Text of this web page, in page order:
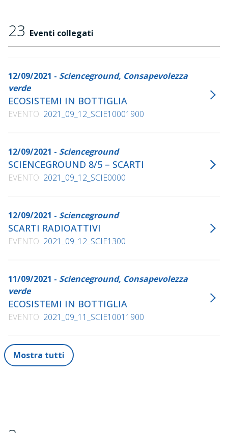
23 Eventi collegati
12/09/2021 - Scienceground, Consapevolezza
verde
ECOSISTEMI IN BOTTIGLIA
EVENTO 2021_09_12_SCIE10001900
12/09/2021 - Scienceground
SCIENCEGROUND 8/5 – SCARTI
EVENTO 2021_09_12_SCIE0000
12/09/2021 - Scienceground
SCARTI RADIOATTIVI
EVENTO 2021_09_12_SCIE1300
11/09/2021 - Scienceground, Consapevolezza
verde
ECOSISTEMI IN BOTTIGLIA
EVENTO 2021_09_11_SCIE10011900
Mostra tutti